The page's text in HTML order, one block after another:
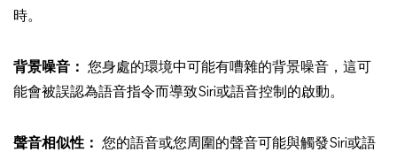
時。
背景噪音：
您身處的環境中可能有嘈雜的背景噪音，這可
能會被誤認為語音指令而導致Siri或語音控制的啟動。
聲音相似性：
您的語音或您周圍的聲音可能與觸發Siri或語